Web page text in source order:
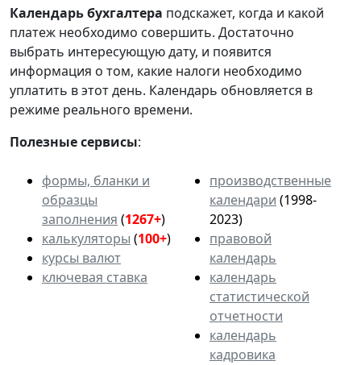
Календарьбухгалтера подскажет, когда и какой
платеж необходимо совершить. Достаточно
выбрать интересующую дату, и появится
информация о том, какие налоги необходимо
уплатить в этот день. Календарь обновляется в
режиме реального времени.
Полезные сервисы:
формы, бланки и
образцы
заполнения (1267+)
калькуляторы (100+)
курсы валют
ключевая ставка
производственные
календари (1998-
2023)
правовой
календарь
календарь
статистической
отчетности
календарь
кадровика